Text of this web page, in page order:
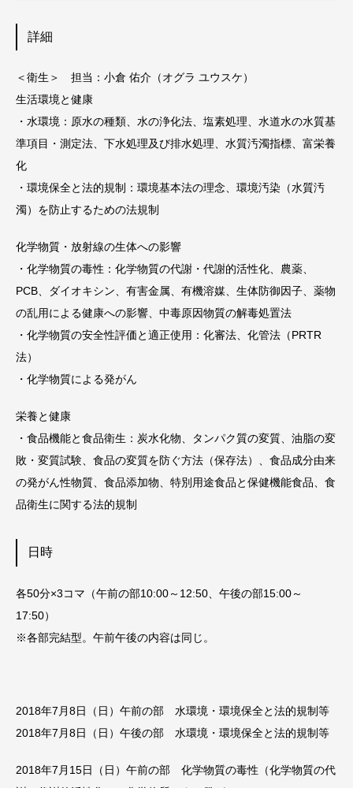
詳細
＜衛生＞ 担当：小倉 佑介（オグラ ユウスケ）
生活環境と健康
・水環境：原水の種類、水の浄化法、塩素処理、水道水の水質基
準項目・測定法、下水処理及び排水処理、水質汚濁指標、富栄養
化
・環境保全と法的規制：環境基本法の理念、環境汚染（水質汚
濁）を防止するための法規制
化学物質・放射線の生体への影響
・化学物質の毒性：化学物質の代謝・代謝的活性化、農薬、
PCB、ダイオキシン、有害金属、有機溶媒、生体防御因子、薬物
の乱用による健康への影響、中毒原因物質の解毒処置法
・化学物質の安全性評価と適正使用：化審法、化管法（PRTR
法）
・化学物質による発がん
栄養と健康
・食品機能と食品衛生：炭水化物、タンパク質の変質、油脂の変
敗・変質試験、食品の変質を防ぐ方法（保存法）、食品成分由来
の発がん性物質、食品添加物、特別用途食品と保健機能食品、食
品衛生に関する法的規制
日時
各50分×3コマ（午前の部10:00～12:50、午後の部15:00～
17:50）
※各部完結型。午前午後の内容は同じ。
2018年7月8日（日）午前の部 水環境・環境保全と法的規制等
2018年7月8日（日）午後の部 水環境・環境保全と法的規制等
2018年7月15日（日）午前の部 化学物質の毒性（化学物質の代